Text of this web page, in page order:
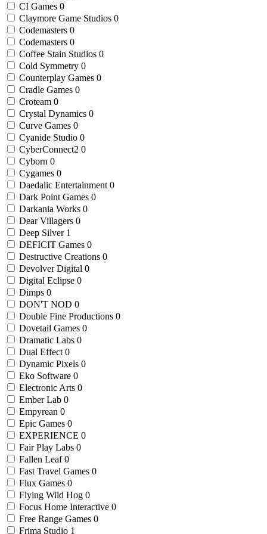
CI Games 0
Claymore Game Studios 0
Codemasters 0
Codemasters 0
Coffee Stain Studios 0
Cold Symmetry 0
Counterplay Games 0
Cradle Games 0
Croteam 0
Crystal Dynamics 0
Curve Games 0
Cyanide Studio 0
CyberConnect2 0
Cyborn 0
Cygames 0
Daedalic Entertainment 0
Dark Point Games 0
Darkania Works 0
Dear Villagers 0
Deep Silver 1
DEFICIT Games 0
Destructive Creations 0
Devolver Digital 0
Digital Eclipse 0
Dimps 0
DON'T NOD 0
Double Fine Productions 0
Dovetail Games 0
Dramatic Labs 0
Dual Effect 0
Dynamic Pixels 0
Eko Software 0
Electronic Arts 0
Ember Lab 0
Empyrean 0
Epic Games 0
EXPERIENCE 0
Fair Play Labs 0
Fallen Leaf 0
Fast Travel Games 0
Flux Games 0
Flying Wild Hog 0
Focus Home Interactive 0
Free Range Games 0
Frima Studio 1